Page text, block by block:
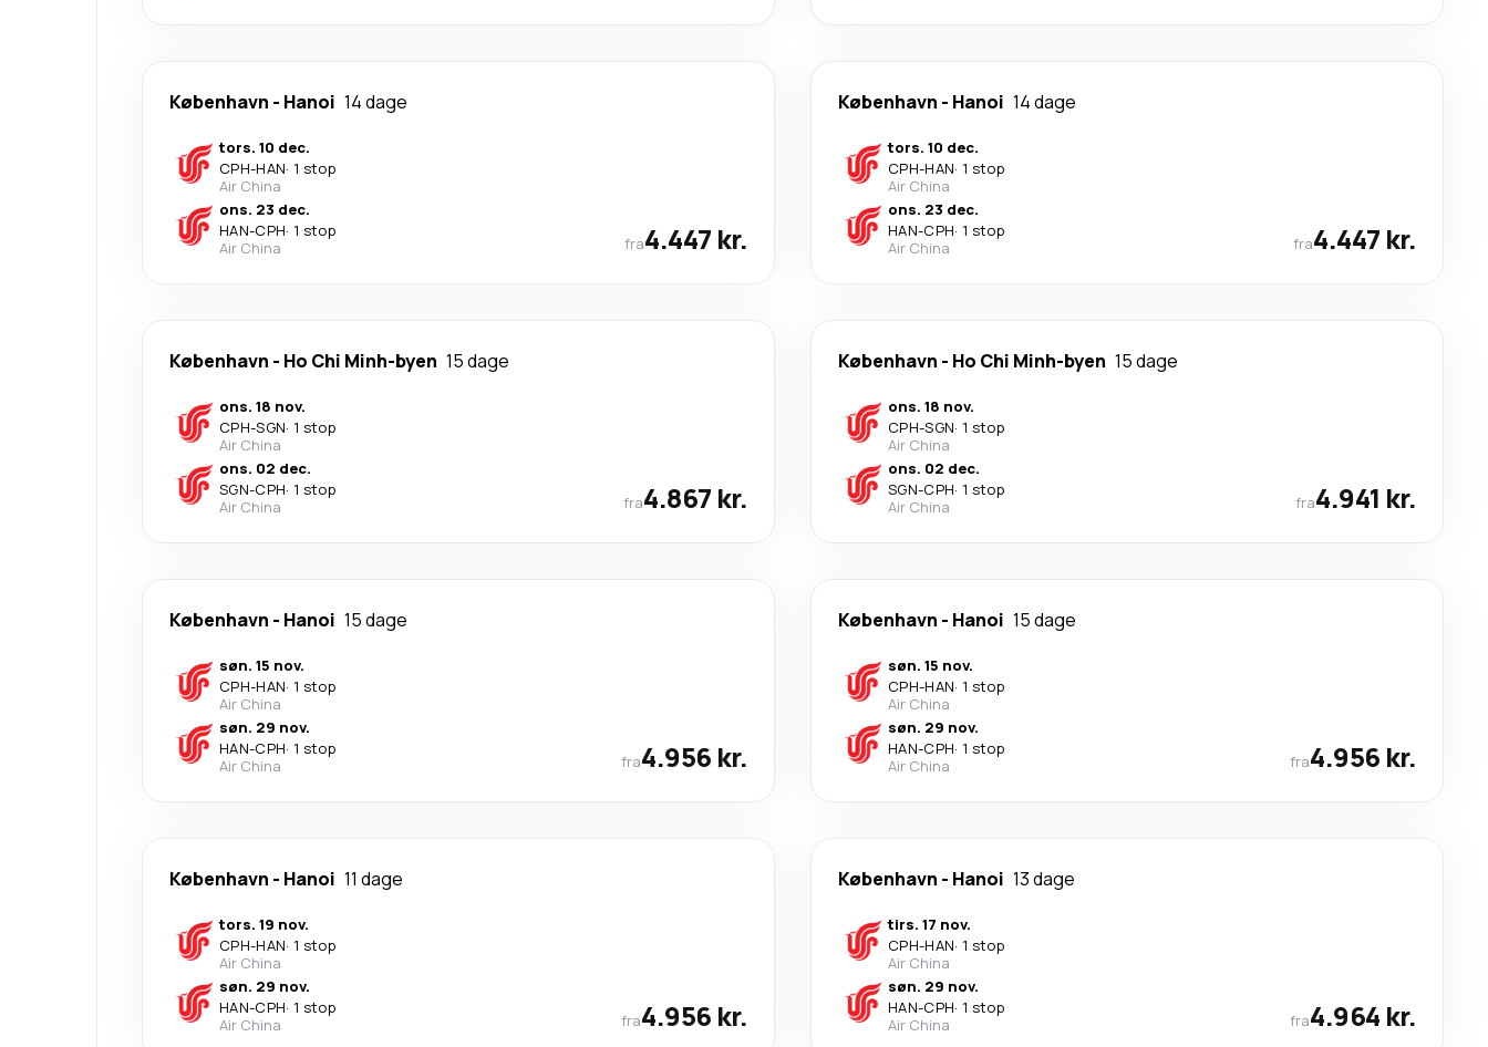
København - Hanoi 14 dage
tors. 10 dec.
CPH-HAN· 1 stop
Air China
ons. 23 dec.
HAN-CPH· 1 stop
Air China
fra4.447 kr.
København - Hanoi 14 dage
tors. 10 dec.
CPH-HAN· 1 stop
Air China
ons. 23 dec.
HAN-CPH· 1 stop
Air China
fra4.447 kr.
København - Ho Chi Minh-byen 15 dage
ons. 18 nov.
CPH-SGN· 1 stop
Air China
ons. 02 dec.
SGN-CPH· 1 stop
Air China
fra4.867 kr.
København - Ho Chi Minh-byen 15 dage
ons. 18 nov.
CPH-SGN· 1 stop
Air China
ons. 02 dec.
SGN-CPH· 1 stop
Air China
fra4.941 kr.
København - Hanoi 15 dage
søn. 15 nov.
CPH-HAN· 1 stop
Air China
søn. 29 nov.
HAN-CPH· 1 stop
Air China
fra4.956 kr.
København - Hanoi 15 dage
søn. 15 nov.
CPH-HAN· 1 stop
Air China
søn. 29 nov.
HAN-CPH· 1 stop
Air China
fra4.956 kr.
København - Hanoi 11 dage
tors. 19 nov.
CPH-HAN· 1 stop
Air China
søn. 29 nov.
HAN-CPH· 1 stop
Air China
fra4.956 kr.
København - Hanoi 13 dage
tirs. 17 nov.
CPH-HAN· 1 stop
Air China
søn. 29 nov.
HAN-CPH· 1 stop
Air China
fra4.964 kr.